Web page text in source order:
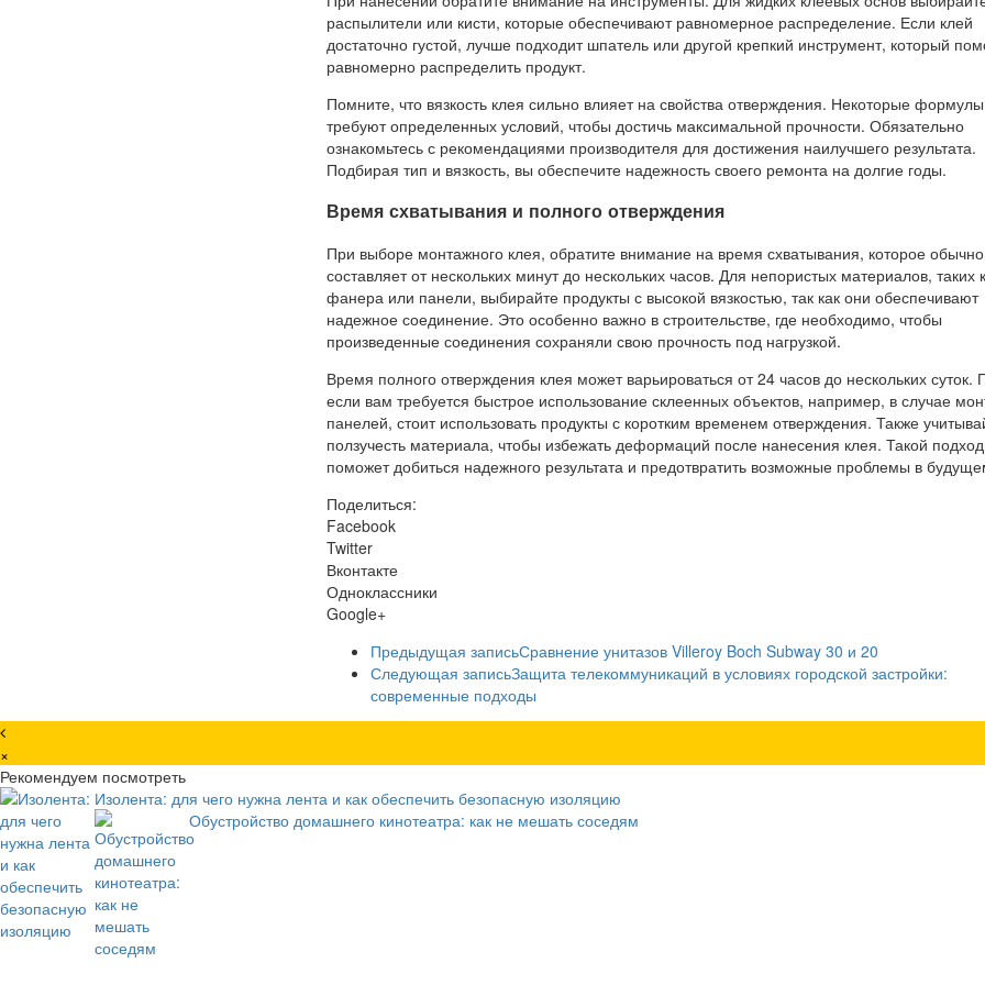
распылители или кисти, которые обеспечивают равномерное распределение. Если клей
достаточно густой, лучше подходит шпатель или другой крепкий инструмент, который
равномерно распределить продукт.
Помните, что вязкость клея сильно влияет на свойства отверждения. Некоторые формулы
требуют определенных условий, чтобы достичь максимальной прочности. Обязательно
ознакомьтесь с рекомендациями производителя для достижения наилучшего результата.
Подбирая тип и вязкость, вы обеспечите надежность своего ремонта на долгие годы.
Время схватывания и полного отверждения
При выборе монтажного клея, обратите внимание на время схватывания, которое обычно
составляет от нескольких минут до нескольких часов. Для непористых материалов, таких
фанера или панели, выбирайте продукты с высокой вязкостью, так как они обеспечивают
надежное соединение. Это особенно важно в строительстве, где необходимо, чтобы
произведенные соединения сохраняли свою прочность под нагрузкой.
Время полного отверждения клея может варьироваться от 24 часов до нескольких суток.
если вам требуется быстрое использование склеенных объектов, например, в случае
панелей, стоит использовать продукты с коротким временем отверждения. Также
ползучесть материала, чтобы избежать деформаций после нанесения клея. Такой подход
поможет добиться надежного результата и предотвратить возможные проблемы в
Поделиться:
Facebook
Twitter
Вконтакте
Одноклассники
Google+
Предыдущая записьСравнение унитазов Villeroy Boch Subway 30 и 20
Следующая записьЗащита телекоммуникаций в условиях городской застройки:
современные подходы
×
Рекомендуем посмотреть
Изолента: для чего нужна лента и как обеспечить безопасную изоляцию
Обустройство домашнего кинотеатра: как не мешать соседям